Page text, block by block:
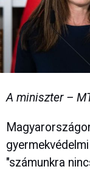
A miniszter –
"számunkra